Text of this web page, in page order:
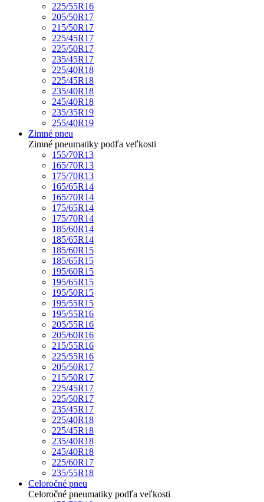
225/55R16
205/50R17
215/50R17
225/45R17
225/50R17
235/45R17
225/40R18
225/45R18
235/40R18
245/40R18
235/35R19
255/40R19
Zimné pneu
Zimné pneumatiky podľa veľkosti
155/70R13
165/70R13
175/70R13
165/65R14
165/70R14
175/65R14
175/70R14
185/60R14
185/65R14
185/60R15
185/65R15
195/60R15
195/65R15
195/50R15
195/55R15
195/55R16
205/55R16
205/60R16
215/55R16
225/55R16
205/50R17
215/50R17
225/45R17
225/50R17
235/45R17
225/40R18
225/45R18
235/40R18
245/40R18
225/60R17
235/55R18
Celoročné pneu
Celoročné pneumatiky podľa veľkosti